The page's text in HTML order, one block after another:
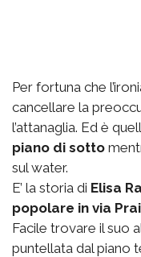
Per fortuna che
cancellare la
l’attanaglia. Ed è
piano di sotto
sul water.
E’ la storia di Elisa
popolare in via
Facile trovare il suo
puntellata dal piano